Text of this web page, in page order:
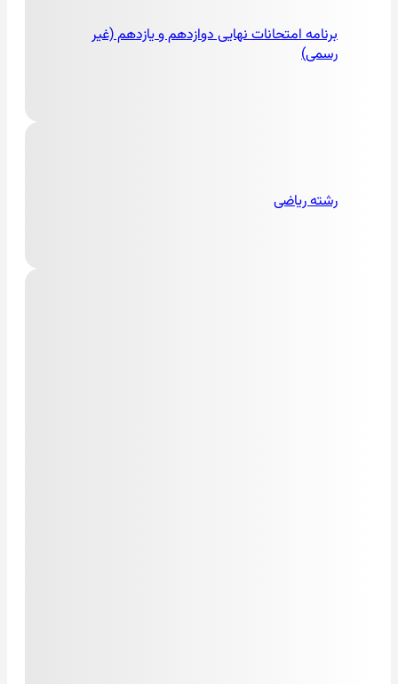
برنامه امتحانات نهایی دوازدهم و یازدهم (غیر
رسمی)
رشته ریاضی